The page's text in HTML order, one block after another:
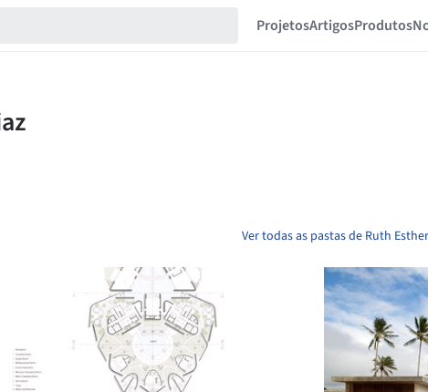
ProjetosArtigosProdutos
Ver todas as pastas de Ruth